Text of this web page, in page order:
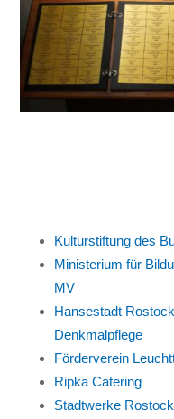
Kulturstiftung des
Ministerium für
MV
Hansestadt
Denkmalpflege
Förderverein
Ripka Catering
Stadtwerke